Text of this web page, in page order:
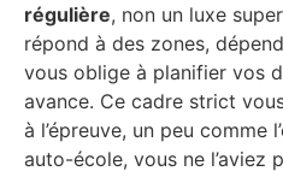
régulière, non un luxe
répond à des zones,
vous oblige à planifier vos
avance. Ce cadre strict
à l’épreuve, un peu comme
auto-école, vous ne l’aviez